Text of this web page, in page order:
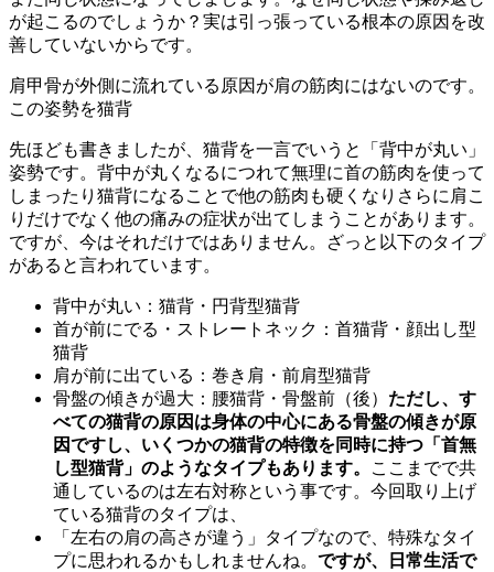
が起こるのでしょうか？実は引っ張っている根本の原因を改
善していないからです。
肩甲骨が外側に流れている原因が肩の筋肉にはないのです。
この姿勢を猫背
先ほども書きましたが、猫背を一言でいうと「背中が丸い」
姿勢です。背中が丸くなるにつれて無理に首の筋肉を使って
しまったり猫背になることで他の筋肉も硬くなりさらに肩こ
りだけでなく他の痛みの症状が出てしまうことがあります。
ですが、今はそれだけではありません。ざっと以下のタイプ
があると言われています。
背中が丸い：猫背・円背型猫背
首が前にでる・ストレートネック：首猫背・顔出し型
猫背
肩が前に出ている：巻き肩・前肩型猫背
骨盤の傾きが過大：腰猫背・骨盤前（後） ただし、す
べての猫背の原因は身体の中心にある骨盤の傾きが原
因ですし、 いくつかの猫背の特徴を同時に持つ「首無
し型猫背」のようなタイプもあります。
ここまでで共
通しているのは左右対称という事です。今回取り上げ
ている猫背のタイプは、
「左右の肩の高さが違う」タイプなので、特殊なタイ
プに思われるかもしれませんね。 ですが、日常生活で